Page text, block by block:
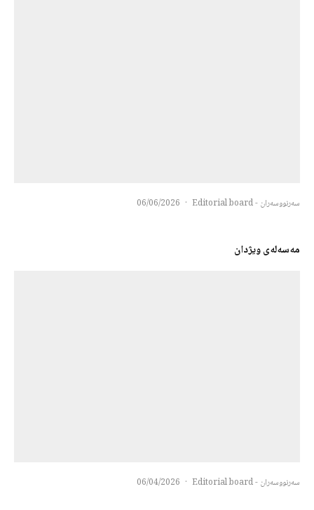
سەرنووسەران - Editorial board ·
06/06/2026
مەسەلەی ویژدان
سەرنووسەران - Editorial board ·
06/04/2026